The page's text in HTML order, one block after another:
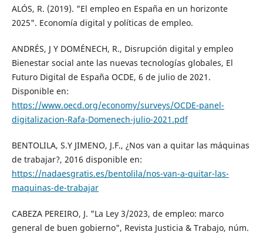
ALÓS, R. (2019). "El empleo en España en un horizonte
2025". Economía digital y políticas de empleo.
ANDRÉS, J Y DOMÉNECH, R., Disrupción digital y empleo
Bienestar social ante las nuevas tecnologías globales, El
Futuro Digital de España OCDE, 6 de julio de 2021.
Disponible en:
https://www.oecd.org/economy/surveys/OCDE-panel-
digitalizacion-Rafa-Domenech-julio-2021.pdf
BENTOLILA, S.Y JIMENO, J.F., ¿Nos van a quitar las máquinas
de trabajar?, 2016 disponible en:
https://nadaesgratis.es/bentolila/nos-van-a-quitar-las-
maquinas-de-trabajar
CABEZA PEREIRO, J. "La Ley 3/2023, de empleo: marco
general de buen gobierno", Revista Justicia & Trabajo, núm.